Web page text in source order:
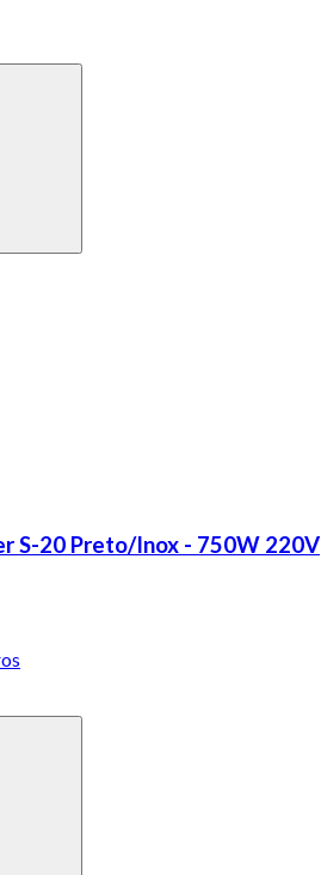
S-20 Preto/Inox - 750W 220V